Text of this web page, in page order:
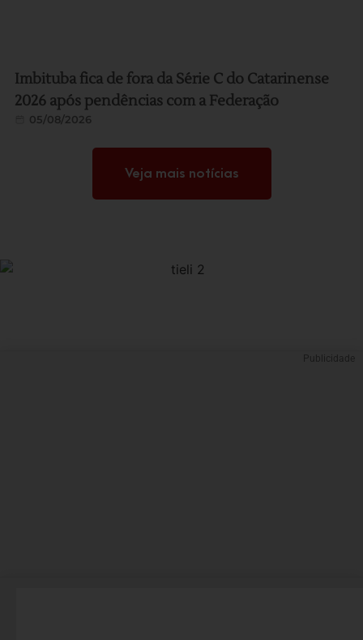
Imbituba fica de fora da Série C do Catarinense
2026 após pendências com a Federação
05/08/2026
Veja mais notícias
Publicidade